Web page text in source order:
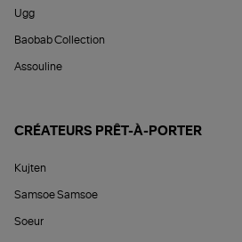
Ugg
Baobab Collection
Assouline
CRÉATEURS PRÊT-À-PORTER
Kujten
Samsoe Samsoe
Soeur